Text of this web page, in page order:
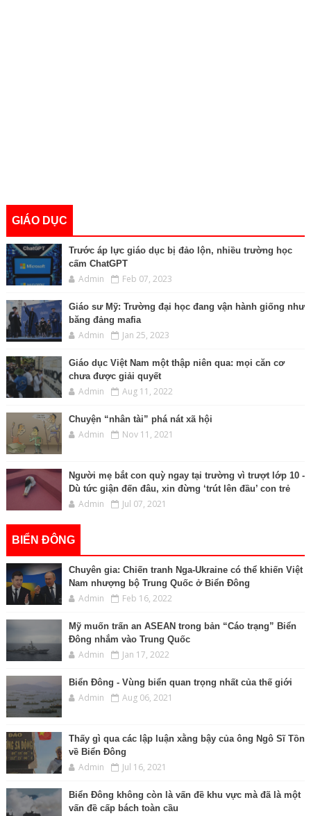
GIÁO DỤC
Trước áp lực giáo dục bị đảo lộn, nhiều trường học
cấm ChatGPT
Admin Feb 07, 2023
Giáo sư Mỹ: Trường đại học đang vận hành giống như
băng đảng mafia
Admin Jan 25, 2023
Giáo dục Việt Nam một thập niên qua: mọi căn cơ
chưa được giải quyết
Admin Aug 11, 2022
Chuyện “nhân tài” phá nát xã hội
Admin Nov 11, 2021
Người mẹ bắt con quỳ ngay tại trường vì trượt lớp 10 -
Dù tức giận đến đâu, xin đừng ‘trút lên đầu’ con trẻ
Admin Jul 07, 2021
BIỂN ĐÔNG
Chuyên gia: Chiến tranh Nga-Ukraine có thể khiến Việt
Nam nhượng bộ Trung Quốc ở Biển Đông
Admin Feb 16, 2022
Mỹ muốn trấn an ASEAN trong bản “Cáo trạng” Biển
Đông nhắm vào Trung Quốc
Admin Jan 17, 2022
Biển Đông - Vùng biển quan trọng nhất của thế giới
Admin Aug 06, 2021
Thấy gì qua các lập luận xằng bậy của ông Ngô Sĩ Tồn
về Biển Đông
Admin Jul 16, 2021
Biển Đông không còn là vấn đề khu vực mà đã là một
vấn đề cấp bách toàn cầu